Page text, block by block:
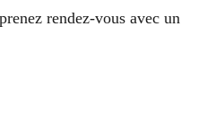
rendez-vous avec un